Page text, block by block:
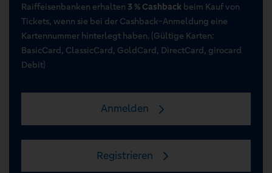
Raiffeisenbanken erhalten 3 % Cashback beim Kauf von
Tickets, wenn sie bei der Cashback-Anmeldung eine
Kartennummer hinterlegt haben. (Gültige Karten:
BasicCard, ClassicCard, GoldCard, DirectCard, girocard
Debit)
Anmelden
Registrieren